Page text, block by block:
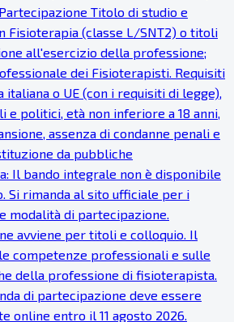
Titolo di studio e
Fisioterapia (classe L/SNT2) o titoli
all'esercizio della professione;
dei Fisioterapisti. Requisiti
italiana o UE (con i requisiti di legge),
politici, età non inferiore a 18 anni,
assenza di condanne penali e
da pubbliche
Il bando integrale non è disponibile
Si rimanda al sito ufficiale per i
modalità di partecipazione.
avviene per titoli e colloquio. Il
competenze professionali e sulle
della professione di fisioterapista.
di partecipazione deve essere
online entro il 11 agosto 2026.